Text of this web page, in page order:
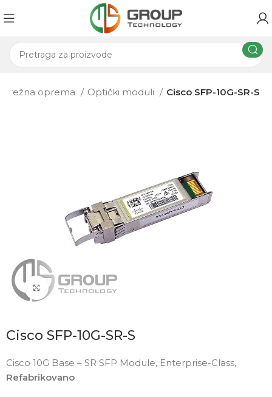
oprema Optički moduli Cisco SFP-10G-SR-S
Click to enlarge
Cisco SFP-10G-SR-S
Cisco 10G Base – SR SFP Module, Enterprise-Class,
Refabrikovano